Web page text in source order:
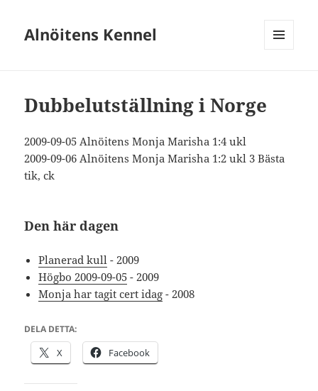
Alnöitens Kennel
Dubbelutställning i Norge
2009-09-05 Alnöitens Monja Marisha 1:4 ukl
2009-09-06 Alnöitens Monja Marisha 1:2 ukl 3 Bästa
tik, ck
Den här dagen
Planerad kull - 2009
Högbo 2009-09-05 - 2009
Monja har tagit cert idag - 2008
DELA DETTA:
X Facebook